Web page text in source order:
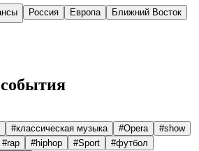
Россия Европа
Ближний Восток
#классическая музыка #Opera #show
#rap #hiphop #Sport #футбол